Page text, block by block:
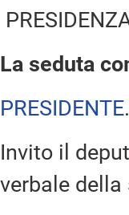
La seduta
PRESIDENTE
Invito il
verbale della